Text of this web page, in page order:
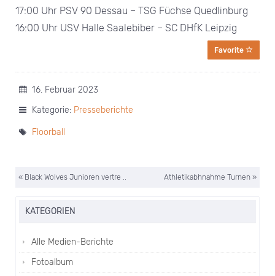
17:00 Uhr PSV 90 Dessau – TSG Füchse Quedlinburg
16:00 Uhr USV Halle Saalebiber – SC DHfK Leipzig
Favorite
16. Februar 2023
Kategorie: Presseberichte
Floorball
« Black Wolves Junioren vertre .. Athletikabhnahme Turnen »
KATEGORIEN
Alle Medien-Berichte
Fotoalbum